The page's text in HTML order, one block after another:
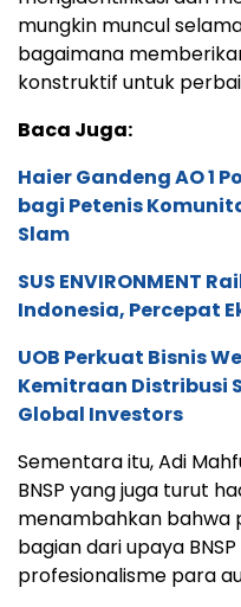
mungkin muncul
bagaimana
konstruktif untuk
Baca Juga:
Haier Gandeng AO 1
bagi Petenis
Slam
SUS ENVIRONMENT
Indonesia, Percepat
UOB Perkuat Bisnis
Kemitraan Distribusi
Global Investors
Sementara itu, Adi
BNSP yang juga turut
menambahkan bahwa
bagian dari upaya
profesionalisme para